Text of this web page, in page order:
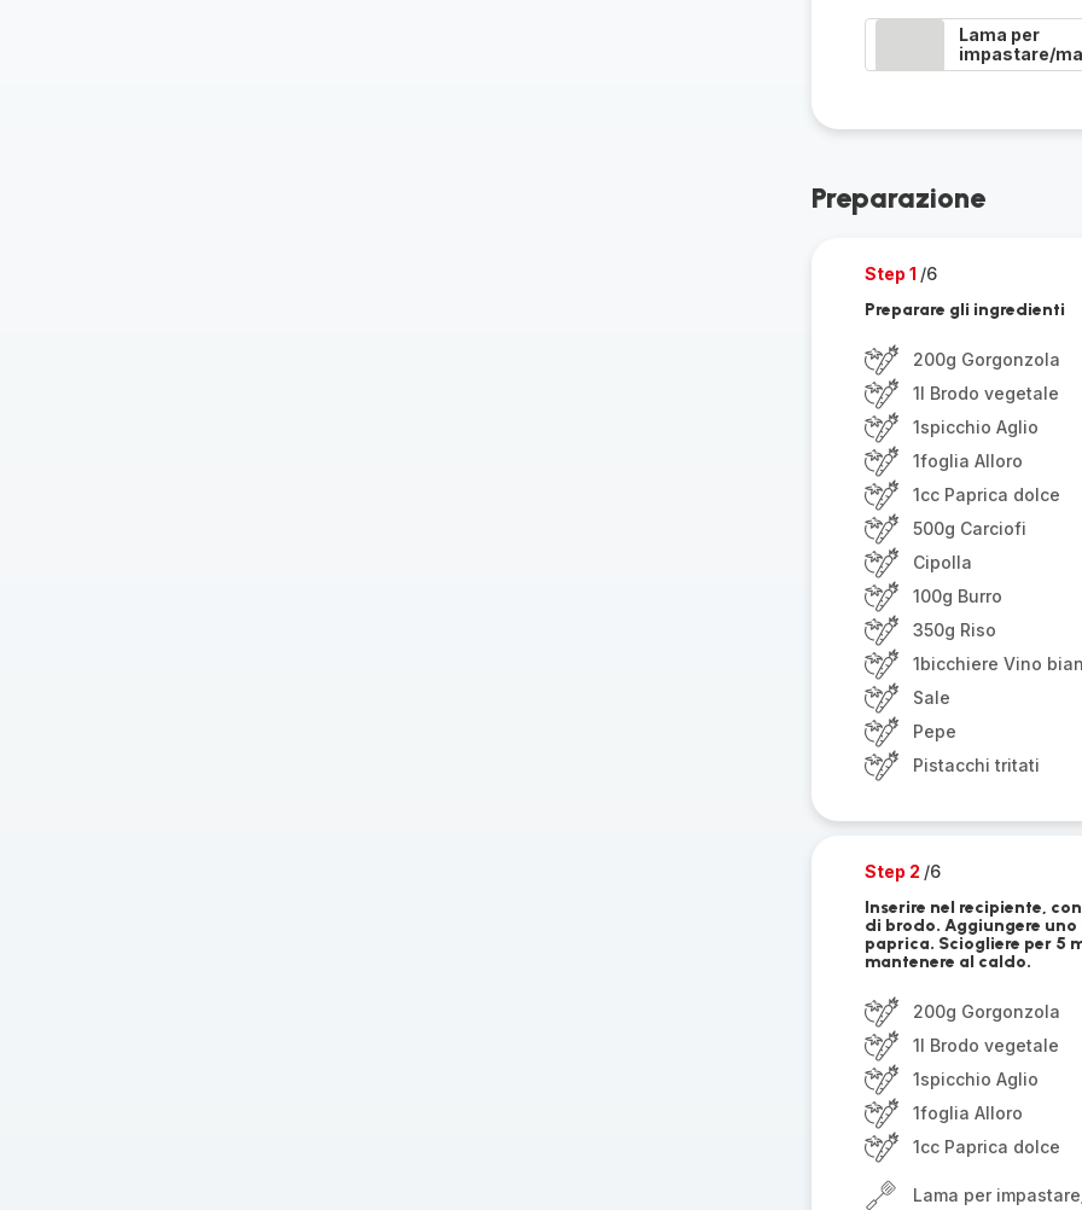
Lama per
impastare/
Preparazione
Step 1 /6
Preparare gli ingredienti
200g Gorgonzola
1l Brodo vegetale
1spicchio Aglio
1foglia Alloro
1cc Paprica dolce
500g Carciofi
Cipolla
100g Burro
350g Riso
1bicchiere Vino
Sale
Pepe
Pistacchi tritati
Step 2 /6
Inserire nel recipiente,
di brodo. Aggiungere uno
paprica. Sciogliere per 5
mantenere al caldo.
200g Gorgonzola
1l Brodo vegetale
1spicchio Aglio
1foglia Alloro
1cc Paprica dolce
Lama per